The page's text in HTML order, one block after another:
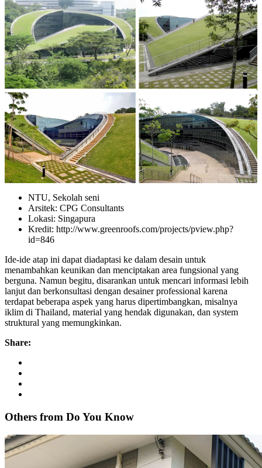
NTU, Sekolah seni
Arsitek: CPG Consultants
Lokasi: Singapura
Kredit: http://www.greenroofs.com/projects/pview.php?
id=846
Ide-ide atap ini dapat diadaptasi ke dalam desain untuk
menambahkan keunikan dan menciptakan area fungsional yang
berguna. Namun begitu, disarankan untuk mencari informasi lebih
lanjut dan berkonsultasi dengan desainer professional karena
terdapat beberapa aspek yang harus dipertimbangkan, misalnya
iklim di Thailand, material yang hendak digunakan, dan system
struktural yang memungkinkan.
Share:
Others from Do You Know